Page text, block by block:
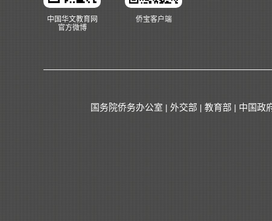
中国华文教育网
官方微博
侨宝客户端
国务院侨务办公室 | 外交部 | 教育部 | 中国政